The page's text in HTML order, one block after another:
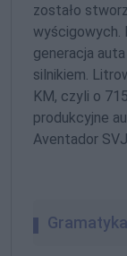
zostało
wyścigowych.
generacja
silnikiem.
KM, czyli o
produkcyjne
Aventador
Gramatyka